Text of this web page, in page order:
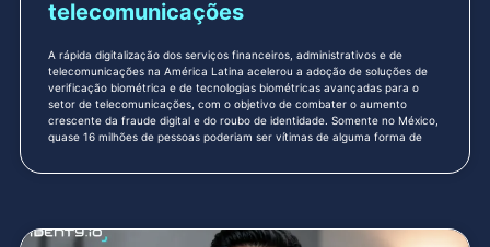
telecomunicações
A rápida digitalização dos serviços financeiros, administrativos e de
telecomunicações na América Latina acelerou a adoção de soluções de
verificação biométrica e de tecnologias biométricas avançadas para o
setor de telecomunicações, com o objetivo de combater o aumento
crescente da fraude digital e do roubo de identidade. Somente no México,
quase 16 milhões de pessoas poderiam ser vítimas de alguma forma de